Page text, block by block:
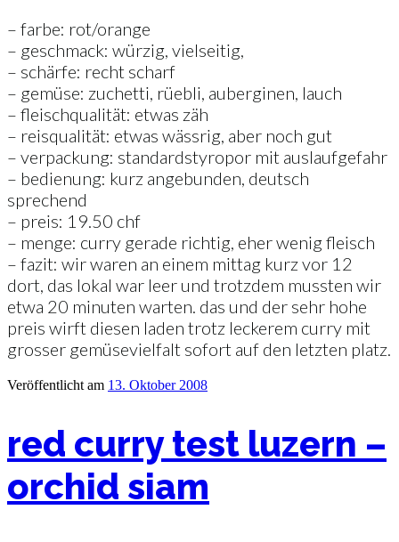
– farbe: rot/orange
– geschmack: würzig, vielseitig,
– schärfe: recht scharf
– gemüse: zuchetti, rüebli, auberginen, lauch
– fleischqualität: etwas zäh
– reisqualität: etwas wässrig, aber noch gut
– verpackung: standardstyropor mit auslaufgefahr
– bedienung: kurz angebunden, deutsch
sprechend
– preis: 19.50 chf
– menge: curry gerade richtig, eher wenig fleisch
– fazit: wir waren an einem mittag kurz vor 12
dort, das lokal war leer und trotzdem mussten wir
etwa 20 minuten warten. das und der sehr hohe
preis wirft diesen laden trotz leckerem curry mit
grosser gemüsevielfalt sofort auf den letzten platz.
Veröffentlicht am 13. Oktober 2008
red curry test luzern –
orchid siam